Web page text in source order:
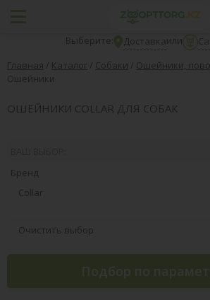
Выберите: Доставкаили
Главная / Каталог / Собаки / Ошейники,
Ошейники
ОШЕЙНИКИ COLLAR ДЛЯ СОБАК
Бренд
Collar
Очистить выбор
Подбор по